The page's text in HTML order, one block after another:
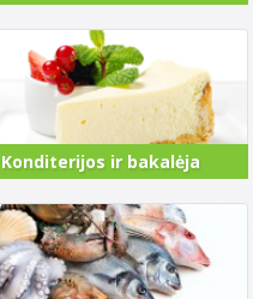
Konditerijos ir bakalėja